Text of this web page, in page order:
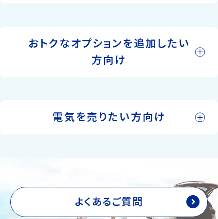
おトクなオプションを追加したい
方向け
電気を売りたい方向け
よくあるご質問